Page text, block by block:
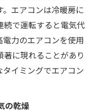
エアコンは冷暖房に
続で運転すると電気代
力のエアコンを使用
に現れることがあり
イミングでエアコン
の乾燥